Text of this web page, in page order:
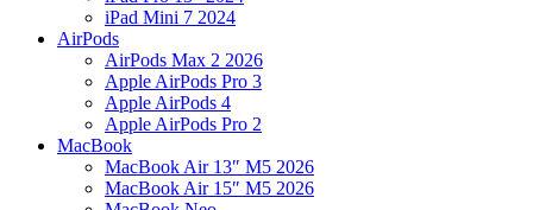
iPad Mini 7 2024
AirPods
AirPods Max 2 2026
Apple AirPods Pro 3
Apple AirPods 4
Apple AirPods Pro 2
MacBook
MacBook Air 13″ M5 2026
MacBook Air 15″ M5 2026